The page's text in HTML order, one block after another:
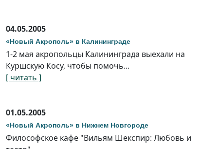
04.05.2005
«Новый Акрополь» в Калининграде
1-2 мая акропольцы Калининграда выехали на
Куршскую Косу, чтобы помочь...
[ читать ]
01.05.2005
«Новый Акрополь» в Нижнем Новгороде
Философское кафе "Вильям Шекспир: Любовь и